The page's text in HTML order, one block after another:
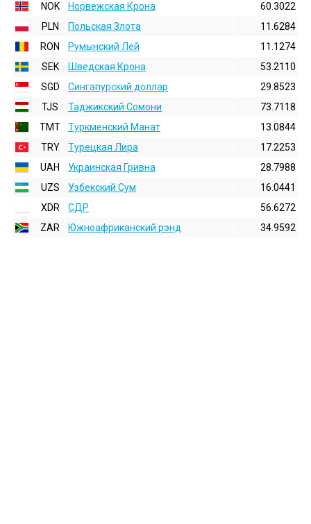
NOK
Норвежская Крона
60.3022
PLN
Польская Злота
11.6284
RON
Румынский Лей
11.1274
SEK
Шведская Крона
53.2110
SGD
Сингапурский доллар
29.8523
TJS
Таджикский Сомони
73.7118
TMT
Туркменский Манат
13.0844
TRY
Турецкая Лира
17.2253
UAH
Украинская Гривна
28.7988
UZS
Узбекский Сум
16.0441
XDR
СДР
56.6272
ZAR
Южноафриканский рэнд 34.9592